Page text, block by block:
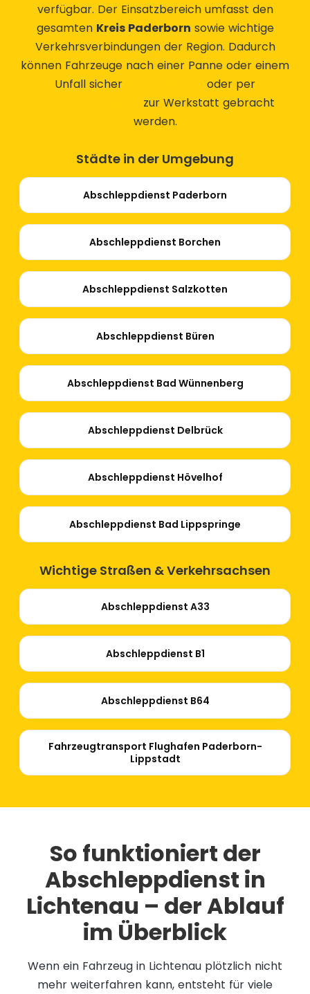
verfügbar. Der Einsatzbereich umfasst den
gesamten Kreis Paderborn sowie wichtige
Verkehrsverbindungen der Region. Dadurch
können Fahrzeuge nach einer Panne oder einem
Unfall sicher
oder per
zur Werkstatt gebracht
werden.
Städte in der Umgebung
Abschleppdienst Paderborn
Abschleppdienst Borchen
Abschleppdienst Salzkotten
Abschleppdienst Büren
Abschleppdienst Bad Wünnenberg
Abschleppdienst Delbrück
Abschleppdienst Hövelhof
Abschleppdienst Bad Lippspringe
Wichtige Straßen & Verkehrsachsen
Abschleppdienst A33
Abschleppdienst B1
Abschleppdienst B64
Fahrzeugtransport Flughafen Paderborn-
Lippstadt
So funktioniert der
Abschleppdienst in
Lichtenau – der Ablauf
im Überblick
Wenn ein Fahrzeug in Lichtenau plötzlich nicht
mehr weiterfahren kann, entsteht für viele